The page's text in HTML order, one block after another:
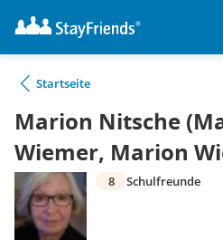
Startseite
Marion Nitsche
Wiemer, Marion
8 Schulfreunde